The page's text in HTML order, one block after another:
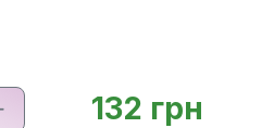
132 грн